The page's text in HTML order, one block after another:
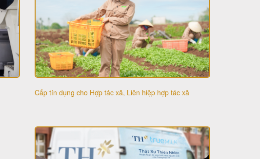
Cấp tín dụng cho Hợp tác xã, Liên hiệp hợp tác xã